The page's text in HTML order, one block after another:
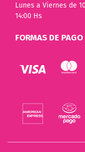
Lunes a Viernes de
14:00 Hs
FORMAS DE PAGO